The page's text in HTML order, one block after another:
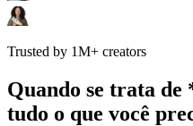
Trusted by 1M+ creators
Quando se trata
tudo o que você